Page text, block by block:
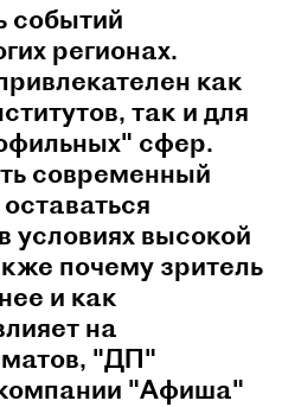
событий
регионах.
как
так и для
сфер.
современный
условиях высокой
почему зритель
и как
на
"ДП"
"Афиша"